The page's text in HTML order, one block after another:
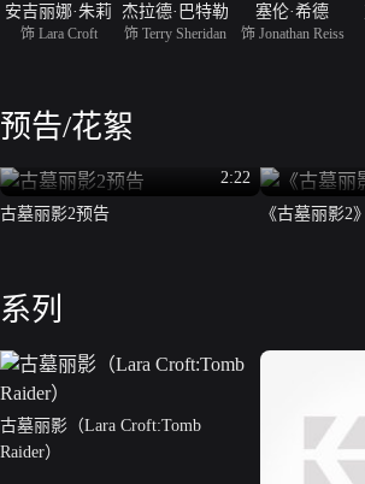
安吉丽娜·朱莉
饰 Lara Croft
杰拉德·巴特勒
饰 Terry Sheridan
塞伦·希德
饰 Jonathan Reiss
预告/花絮
2:22
古墓丽影2预告
《古墓丽影2
系列
古墓丽影（Lara Croft:Tomb
Raider）